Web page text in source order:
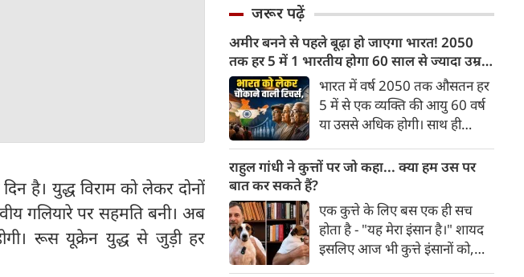
है। युद्ध विराम को लेकर दोनों
गलियारे पर सह‍मति बनी। अब
रूस यूक्रेन युद्ध से जुड़ी हर
जरूर पढ़ें
अमीर बनने से पहले बूढ़ा हो जाएगा भारत! 2050
तक हर 5 में 1 भारतीय होगा 60 साल से ज्यादा उम्र
का
भारत में वर्ष 2050 तक औसतन हर
5 में से एक व्यक्ति की आयु 60 वर्ष
या उससे अधिक होगी। साथ ही
भारत में रहेंगे। ‘ट्रांसफॉर्म रूरल
अनुसार भारत विकसित देशों के
विपरीत समृद्ध बनने से पहले ही वृद्ध
होती आबादी वाले देश की श्रेणी में
पहुंच रहा है।
राहुल गांधी ने कुत्तों पर जो कहा... क्या हम उस पर
बात कर सकते हैं?
एक कुत्ते के लिए बस एक ही सच
होता है - "यह मेरा इंसान है।" शायद
इसलिए आज भी कुत्ते इंसानों को,